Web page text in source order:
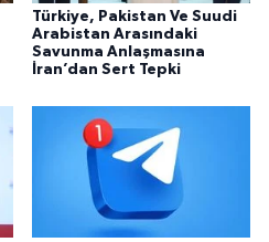
Türkiye, Pakistan Ve Suudi
Arabistan Arasındaki
Savunma Anlaşmasına
İran’dan Sert Tepki